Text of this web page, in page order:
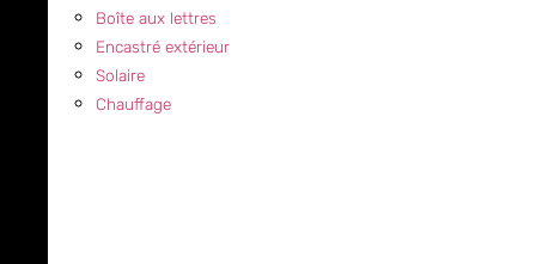
Boîte aux lettres
Encastré extérieur
Solaire
Chauffage